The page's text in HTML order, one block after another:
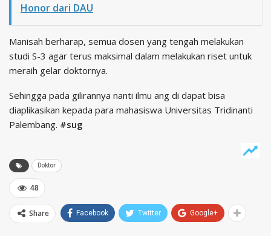
Honor dari DAU
Manisah berharap, semua dosen yang tengah melakukan
studi S-3 agar terus maksimal dalam melakukan riset untuk
meraih gelar doktornya.
Sehingga pada gilirannya nanti ilmu ang di dapat bisa
diaplikasikan kepada para mahasiswa Universitas Tridinanti
Palembang. #sug
Doktor
48
Share Facebook Twitter Google+